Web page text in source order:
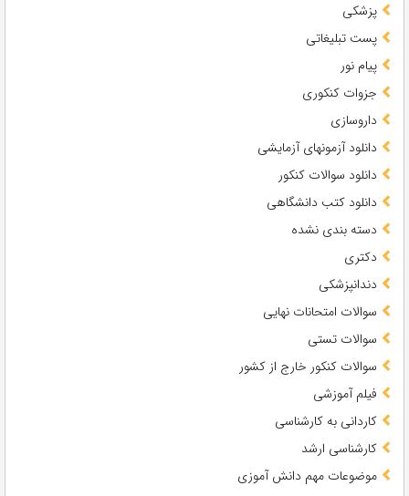
پزشکی
پست تبلیغاتی
پیام نور
جزوات کنکوری
داروسازی
دانلود آزمونهای آزمایشی
دانلود سوالات کنکور
دانلود کتب دانشگاهی
دسته بندی نشده
دکتری
دندانپزشکی
سوالات امتحانات نهایی
سوالات تستی
سوالات کنکور خارج از کشور
فیلم آموزشی
کاردانی به کارشناسی
کارشناسی ارشد
موضوعات مهم دانش آموزی